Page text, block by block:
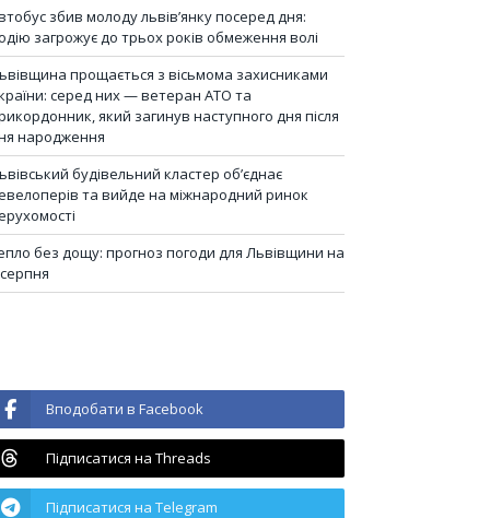
збив молоду львів’янку посеред дня:
загрожує до трьох років обмеження волі
прощається з вісьмома захисниками
серед них — ветеран АТО та
який загинув наступного дня після
народження
будівельний кластер об’єднає
та вийде на міжнародний ринок
без дощу: прогноз погоди для Львівщини на
Вподобати в Facebook
Підписатися на Threads
Підписатися на Telegram